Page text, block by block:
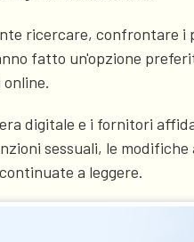
ricercare, confrontare i
fatto un'opzione
digitale e i fornitori
sessuali, le
a leggere.